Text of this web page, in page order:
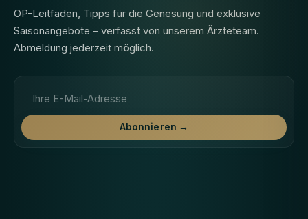
OP-Leitfäden, Tipps für die Genesung und exklusive
Saisonangebote – verfasst von unserem Ärzteteam.
Abmeldung jederzeit möglich.
Abonnieren →